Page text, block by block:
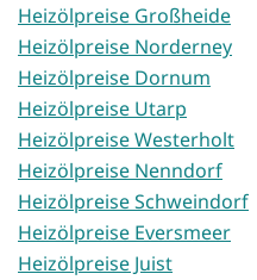
Heizölpreise Großheide
Heizölpreise Norderney
Heizölpreise Dornum
Heizölpreise Utarp
Heizölpreise Westerholt
Heizölpreise Nenndorf
Heizölpreise Schweindorf
Heizölpreise Eversmeer
Heizölpreise Juist